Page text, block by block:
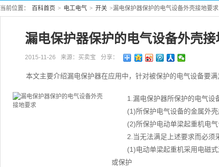
当前位置： 百科首页 > 电工电气 > 开关 >漏电保护器保护的电气设备外壳接地要求
漏电保护器保护的电气设备外壳
2015-11-26 来源：买卖宝 分享：
本文主要介绍漏电保护器在应用中，针对被保护的电气设备要
1.漏电保护器所保护的电气设
(1)所保护电气设备的金属外
(2)所保护电动单梁起重机电
2.当无法满足上述要求而必须
(1)电动单梁起重机采用电磁
或保护